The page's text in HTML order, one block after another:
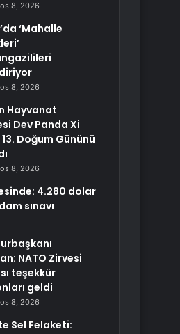
8, 2026
‘Mahalle
8, 2026
Hayvanat
Dev Panda Xi
13. Doğum Gününü
8, 2026
4.280 dolar
sınavı
NATO Zirvesi
teşekkür
geldi
8, 2026
Sel Felaketi: